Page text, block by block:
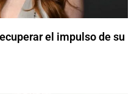
el impulso de su